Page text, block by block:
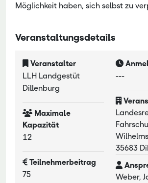
Möglichkeit haben, sich selbst zu
Veranstaltungsdetails
Veranstalter
LLH Landgestüt
Dillenburg
Maximale
Kapazität
12
Teilnehmerbeitrag
75
---
35683
Weber,